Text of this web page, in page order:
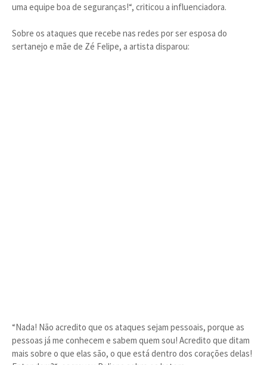
uma equipe boa de seguranças!“, criticou a influenciadora.
Sobre os ataques que recebe nas redes por ser esposa do
sertanejo e mãe de Zé Felipe, a artista disparou:
“Nada! Não acredito que os ataques sejam pessoais, porque as
pessoas já me conhecem e sabem quem sou! Acredito que ditam
mais sobre o que elas são, o que está dentro dos corações delas!